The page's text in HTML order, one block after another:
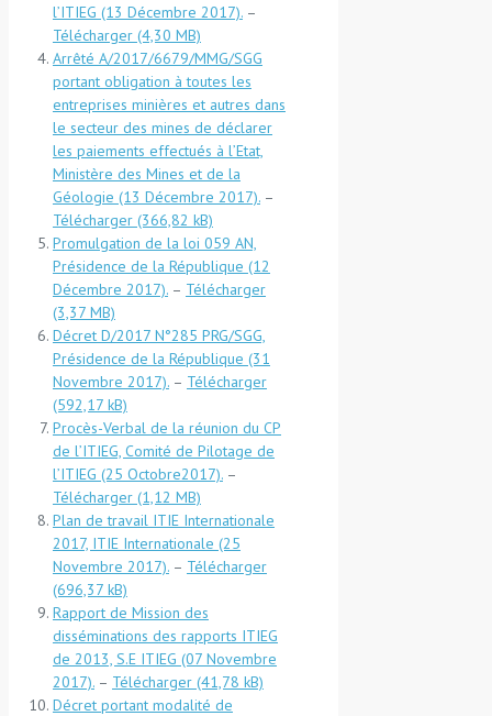
l’ITIEG (13 Décembre 2017). –
Télécharger
Arrêté A/2017/6679/MMG/SGG
portant obligation à toutes les
entreprises minières et autres dans
le secteur des mines de déclarer
les paiements effectués à l’Etat,
Ministère des Mines et de la
Géologie (13 Décembre 2017). –
Télécharger
Promulgation de la loi 059 AN,
Présidence de la République (12
Décembre 2017). – Télécharger
Décret D/2017 N°285 PRG/SGG,
Présidence de la République (31
Novembre 2017). – Télécharger
Procès-Verbal de la réunion du CP
de l’ITIEG, Comité de Pilotage de
l’ITIEG (25 Octobre2017). –
Télécharger
Plan de travail ITIE Internationale
2017, ITIE Internationale (25
Novembre 2017). – Télécharger
Rapport de Mission des
disséminations des rapports ITIEG
de 2013, S.E ITIEG (07 Novembre
2017). – Télécharger
Décret portant modalité de